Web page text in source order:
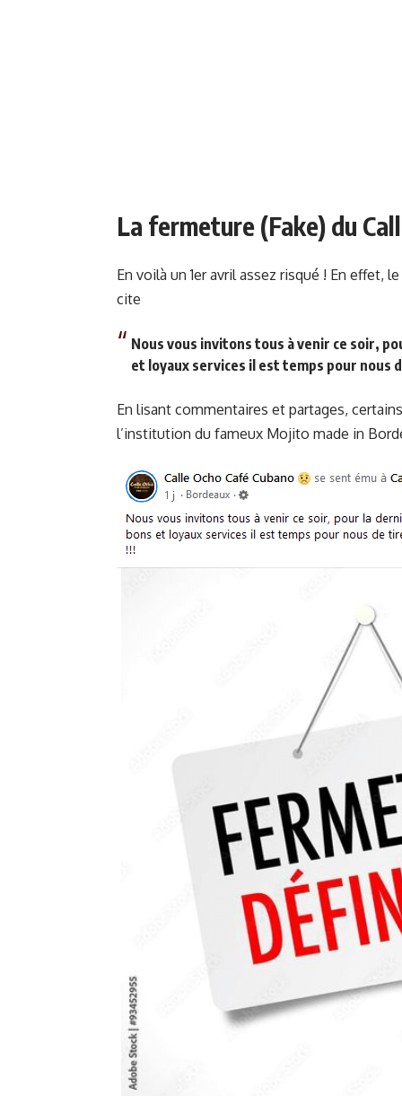
La fermeture (Fake) du
En voilà un 1er avril assez risqué ! En effet,
cite
Nous vous invitons tous à venir ce soir,
et loyaux services il est temps pour nous
En lisant commentaires et partages,
l’institution du fameux Mojito made in